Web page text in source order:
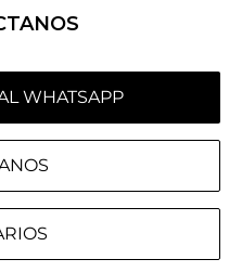
WHATSAPP